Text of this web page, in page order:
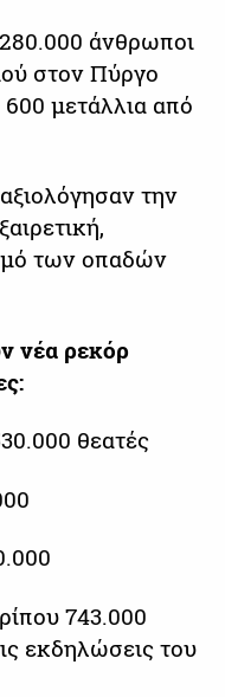
άνθρωποι
στον Πύργο
μετάλλια από
την
των οπαδών
νέα ρεκόρ
θεατές
743.000
εκδηλώσεις του